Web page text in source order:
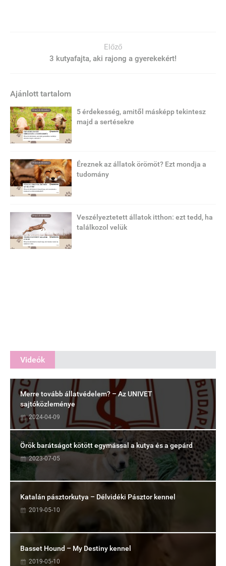
Előző
3 kutyafajta, aki rajong a gyerekekért!
Ajánlott tartalom
5 érdekesség, amitől másképp tekintesz
majd a sertésekre
Éreznek az állatok örömöt? Ezt mondja a
tudomány
Veszélyeztetett állatok itthon: ezt tedd, ha
találkozol velük
Videók
Merre tovább állatvédelem? – Az UNIVET
sajtóközleménye
2024-04-09
Örök barátságot kötött egymással a kutya és a gepárd
2023-07-05
Katalán pásztorkutya – Délvidéki Pásztor kennel
2019-05-10
Basset Hound – My Destiny kennel
2019-05-10